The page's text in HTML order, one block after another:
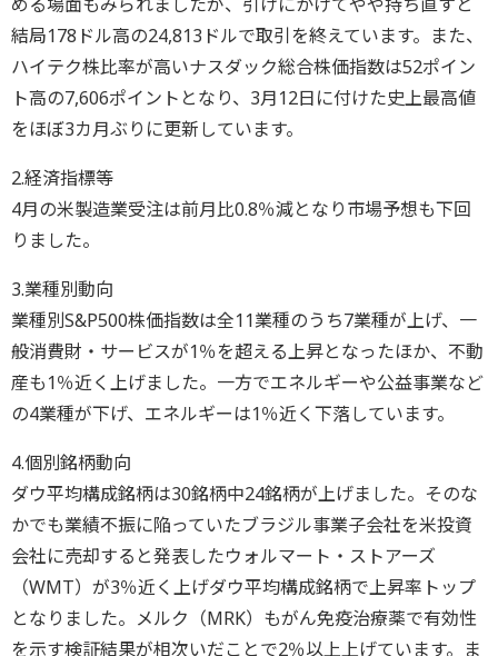
結局178ドル高の24,813ドルで取引を終えています。また、
ハイテク株比率が高いナスダック総合株価指数は52ポイン
ト高の7,606ポイントとなり、3月12日に付けた史上最高値
をほぼ3カ月ぶりに更新しています。
2.経済指標等
4月の米製造業受注は前月比0.8％減となり市場予想も下回
りました。
3.業種別動向
業種別S&P500株価指数は全11業種のうち7業種が上げ、一
般消費財・サービスが1％を超える上昇となったほか、不動
産も1％近く上げました。一方でエネルギーや公益事業など
の4業種が下げ、エネルギーは1％近く下落しています。
4.個別銘柄動向
ダウ平均構成銘柄は30銘柄中24銘柄が上げました。そのな
かでも業績不振に陥っていたブラジル事業子会社を米投資
会社に売却すると発表したウォルマート・ストアーズ
（WMT）が3％近く上げダウ平均構成銘柄で上昇率トップ
となりました。メルク（MRK）もがん免疫治療薬で有効性
を示す検証結果が相次いだことで2％以上上げています。ま